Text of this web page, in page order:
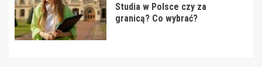
Studia w Polsce czy za
granicą? Co wybrać?